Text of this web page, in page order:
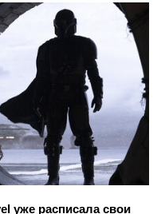
уже расписала свои